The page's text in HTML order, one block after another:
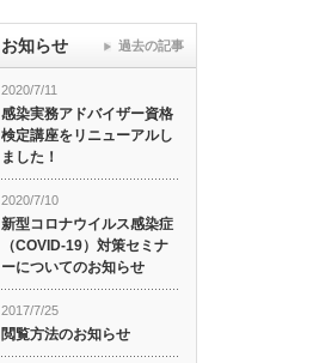
お知らせ
2020/7/11
感染実務アドバイザー資格
検定講座をリニューアルし
ました！
2020/7/10
新型コロナウイルス感染症
（COVID-19）対策セミナ
ーについてのお知らせ
2017/7/25
閲覧方法のお知らせ
過去の記事